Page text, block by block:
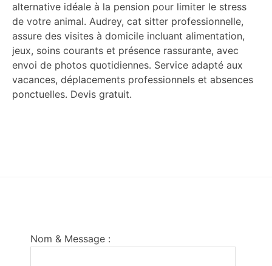
alternative idéale à la pension pour limiter le stress
de votre animal. Audrey, cat sitter professionnelle,
assure des visites à domicile incluant alimentation,
jeux, soins courants et présence rassurante, avec
envoi de photos quotidiennes. Service adapté aux
vacances, déplacements professionnels et absences
ponctuelles. Devis gratuit.
Nom & Message :